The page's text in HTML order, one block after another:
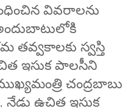
వివరాలను
తవ్వకాలకు స్వస్తి
ఇసుక పాలసీని
చంద్రబాబు
ఉచిత ఇసుక